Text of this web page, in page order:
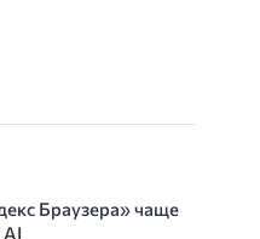
Браузера» чаще